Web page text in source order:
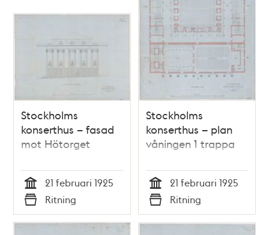
Stockholms
konserthus – fasad
mot Hötorget
Tid
21 februari 1925
Typ
Ritning
Stockholms
konserthus – plan
våningen 1 trappa
Tid
21 februari 1925
Typ
Ritning